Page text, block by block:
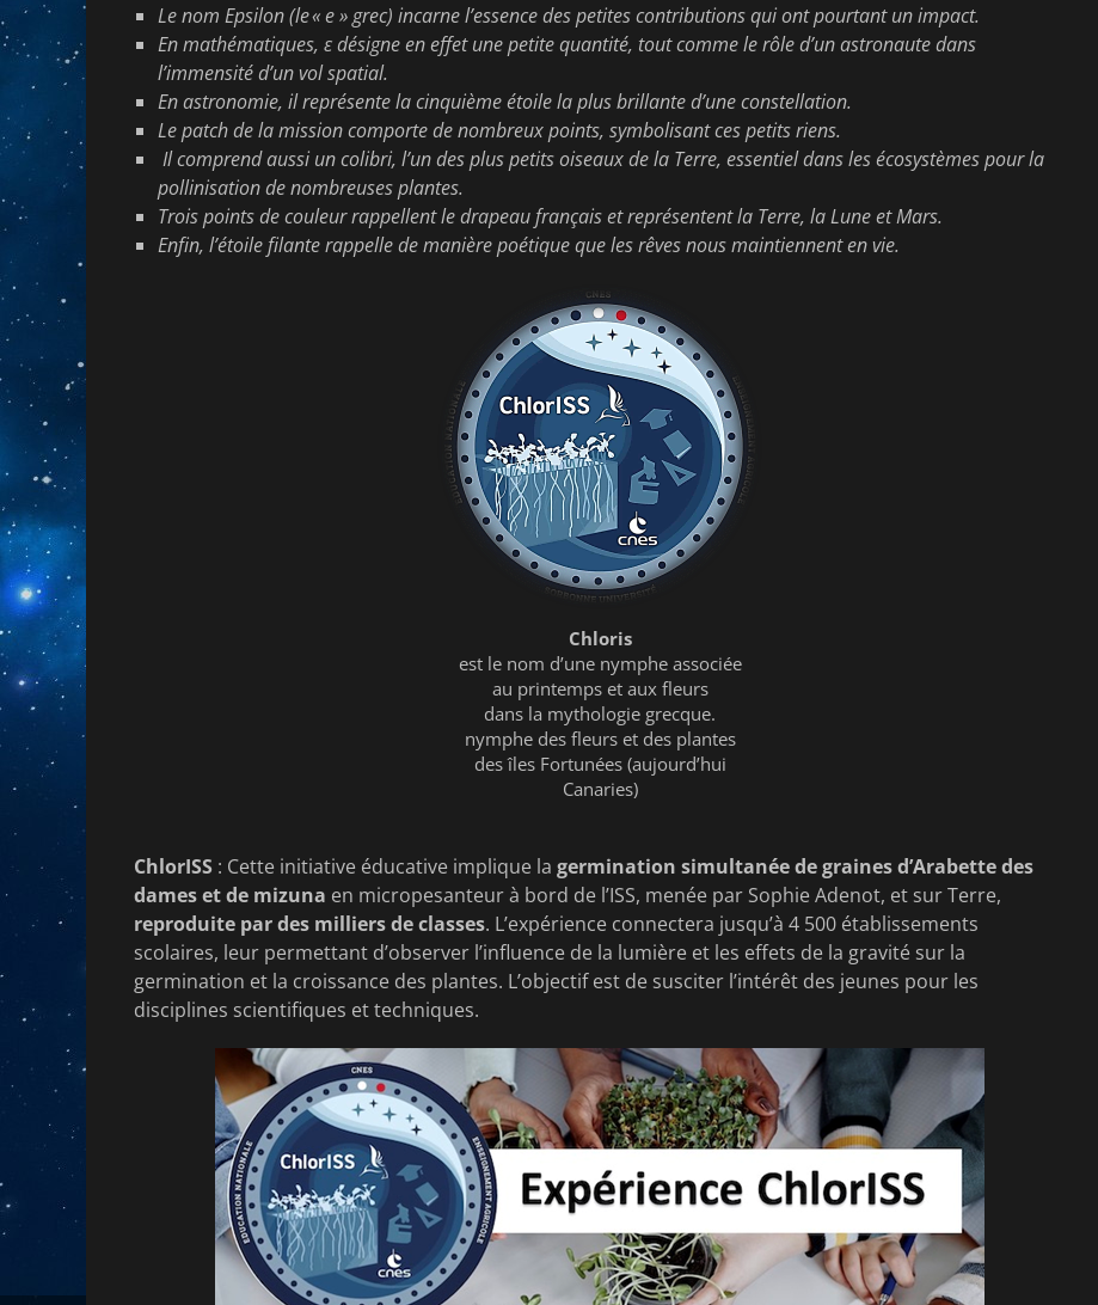
Le nom Epsilon (le « e » grec) incarne l’essence des petites contributions qui ont pourtant un impact.
En mathématiques, ε désigne en effet une petite quantité, tout comme le rôle d’un astronaute dans
l’immensité d’un vol spatial.
En astronomie, il représente la cinquième étoile la plus brillante d’une constellation.
Le patch de la mission comporte de nombreux points, symbolisant ces petits riens.
Il comprend aussi un colibri, l’un des plus petits oiseaux de la Terre, essentiel dans les écosystèmes pour la
pollinisation de nombreuses plantes.
Trois points de couleur rappellent le drapeau français et représentent la Terre, la Lune et Mars.
Enfin, l’étoile filante rappelle de manière poétique que les rêves nous maintiennent en vie.
Chloris
est le nom d’une nymphe associée
au printemps et aux fleurs
dans la mythologie grecque.
nymphe des fleurs et des plantes
des îles Fortunées (aujourd’hui
Canaries)
ChlorISS : Cette initiative éducative implique la germination simultanée de graines d’Arabette des
dames et de mizuna en micropesanteur à bord de l’ISS, menée par Sophie Adenot, et sur Terre,
reproduite par des milliers de classes. L’expérience connectera jusqu’à 4 500 établissements
scolaires, leur permettant d’observer l’influence de la lumière et les effets de la gravité sur la
germination et la croissance des plantes. L’objectif est de susciter l’intérêt des jeunes pour les
disciplines scientifiques et techniques.